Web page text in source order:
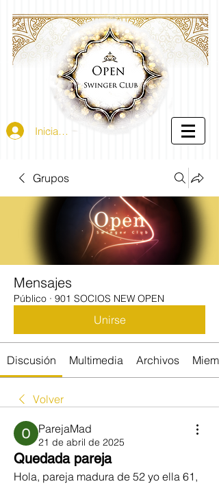
Iniciar sesión
Grupos
Mensajes
Público · 901 SOCIOS NEW OPEN
Unirse
Discusión Multimedia Archivos
Volver
ParejaMad
21 de abril de 2025
Quedada pareja
Hola, pareja madura de 52 yo ella 61,